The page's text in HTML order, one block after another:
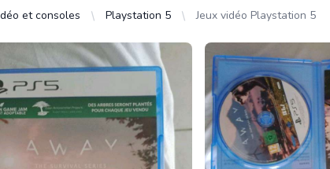
et consoles Playstation 5 Jeux vidéo Playstation 5